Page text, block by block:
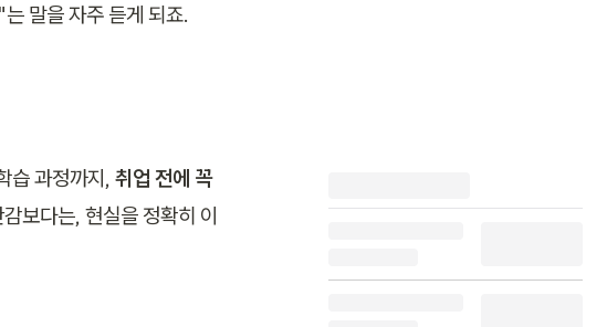
말을 자주 듣게 되죠.
습 과정까지, 취업 전에 꼭
보다는, 현실을 정확히 이